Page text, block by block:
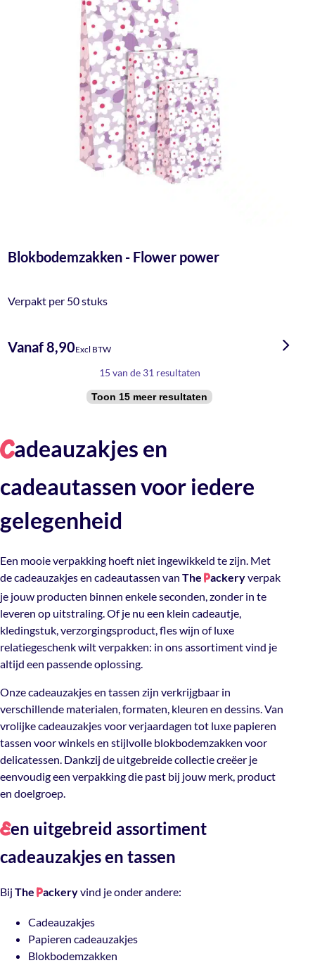
Blokbodemzakken - Flower power
Verpakt per 50 stuks
Vanaf 8,90Excl BTW
15 van de 31 resultaten
Toon 15 meer resultaten
Cadeauzakjes en
cadeautassen voor iedere
gelegenheid
Een mooie verpakking hoeft niet ingewikkeld te zijn. Met
de cadeauzakjes en cadeautassen van The Packeryverpak
je jouw producten binnen enkele seconden, zonder in te
leveren op uitstraling. Of je nu een klein cadeautje,
kledingstuk, verzorgingsproduct, fles wijn of luxe
relatiegeschenk wilt verpakken: in ons assortiment vind je
altijd een passende oplossing.
Onze cadeauzakjes en tassen zijn verkrijgbaar in
verschillende materialen, formaten, kleuren en dessins. Van
vrolijke cadeauzakjes voor verjaardagen tot luxe papieren
tassen voor winkels en stijlvolle blokbodemzakken voor
delicatessen. Dankzij de uitgebreide collectie creëer je
eenvoudig een verpakking die past bij jouw merk, product
en doelgroep.
Een uitgebreid assortiment
cadeauzakjes en tassen
Bij The Packeryvind je onder andere:
Cadeauzakjes
Papieren cadeauzakjes
Blokbodemzakken